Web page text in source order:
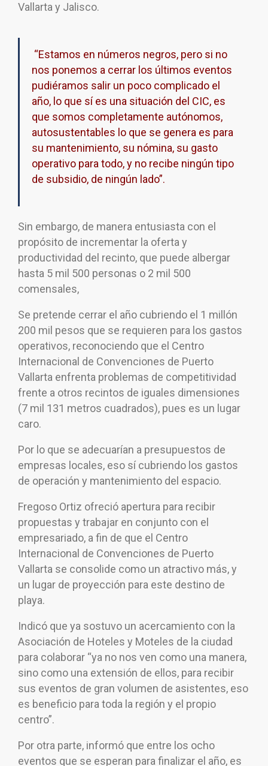
Vallarta y Jalisco.
“Estamos en números negros, pero si no
nos ponemos a cerrar los últimos eventos
pudiéramos salir un poco complicado el
año, lo que sí es una situación del CIC, es
que somos completamente autónomos,
autosustentables lo que se genera es para
su mantenimiento, su nómina, su gasto
operativo para todo, y no recibe ningún tipo
de subsidio, de ningún lado”.
Sin embargo, de manera entusiasta con el
propósito de incrementar la oferta y
productividad del recinto, que puede albergar
hasta 5 mil 500 personas o 2 mil 500
comensales,
Se pretende cerrar el año cubriendo el 1 millón
200 mil pesos que se requieren para los gastos
operativos, reconociendo que el Centro
Internacional de Convenciones de Puerto
Vallarta enfrenta problemas de competitividad
frente a otros recintos de iguales dimensiones
(7 mil 131 metros cuadrados), pues es un lugar
caro.
Por lo que se adecuarían a presupuestos de
empresas locales, eso sí cubriendo los gastos
de operación y mantenimiento del espacio.
Fregoso Ortiz ofreció apertura para recibir
propuestas y trabajar en conjunto con el
empresariado, a fin de que el Centro
Internacional de Convenciones de Puerto
Vallarta se consolide como un atractivo más, y
un lugar de proyección para este destino de
playa.
Indicó que ya sostuvo un acercamiento con la
Asociación de Hoteles y Moteles de la ciudad
para colaborar “ya no nos ven como una manera,
sino como una extensión de ellos, para recibir
sus eventos de gran volumen de asistentes, eso
es beneficio para toda la región y el propio
centro”.
Por otra parte, informó que entre los ocho
eventos que se esperan para finalizar el año, es